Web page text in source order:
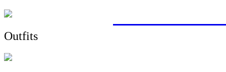
Outfits